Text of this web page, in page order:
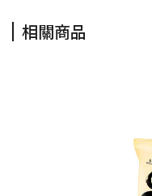
相關商品